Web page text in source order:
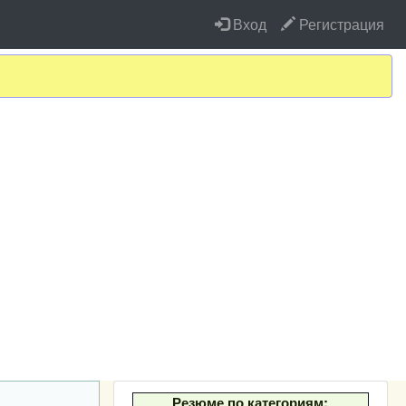
Вход Регистрация